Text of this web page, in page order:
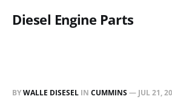
Diesel Engine Parts
BYWALLE DISESEL IN CUMMINS— JUL 21,